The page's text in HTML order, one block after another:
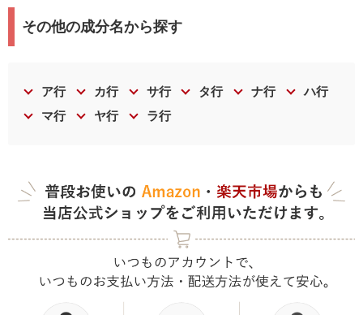
その他の成分名から探す
ア行 カ行 サ行 タ行 ナ行
ハ行
マ行
ヤ行 ラ行